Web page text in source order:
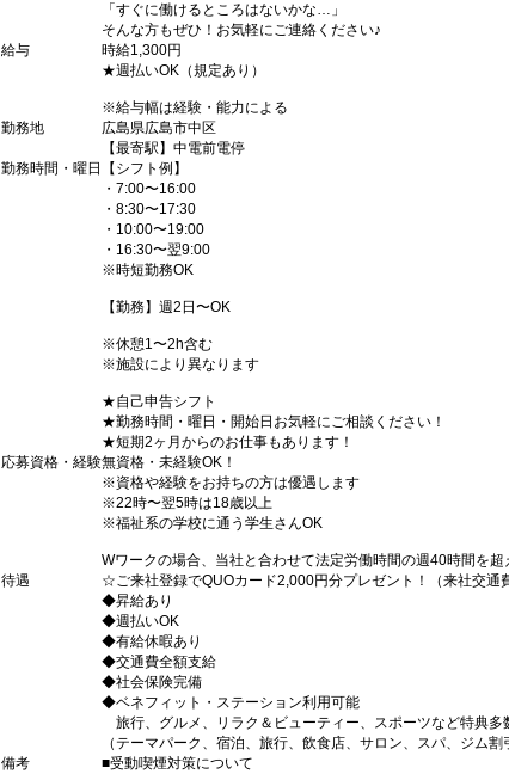
「すぐに働けるところはないかな…」
そんな方もぜひ！お気軽にご連絡ください♪
給与
時給1,300円
★週払いOK（規定あり）
※給与幅は経験・能力による
勤務地
広島県広島市中区
【最寄駅】中電前電停
勤務時間・曜日
【シフト例】
・7:00〜16:00
・8:30〜17:30
・10:00〜19:00
・16:30〜翌9:00
※時短勤務OK
【勤務】週2日〜OK
※休憩1〜2h含む
※施設により異なります
★自己申告シフト
★勤務時間・曜日・開始日お気軽にご相談ください！
★短期2ヶ月からのお仕事もあります！
応募資格・経験無資格・未経験OK！
※資格や経験をお持ちの方は優遇します
※22時〜翌5時は18歳以上
※福祉系の学校に通う学生さんOK
Wワークの場合、当社と合わせて法定労働時間の週40時間を超
待遇
☆ご来社登録でQUOカード2,000円分プレゼント！（来社交通
◆昇給あり
◆週払いOK
◆有給休暇あり
◆交通費全額支給
◆社会保険完備
◆ベネフィット・ステーション利用可能
旅行、グルメ、リラク＆ビューティー、スポーツなど特典多
（テーマパーク、宿泊、旅行、飲食店、サロン、スパ、ジム割
備考
■受動喫煙対策について